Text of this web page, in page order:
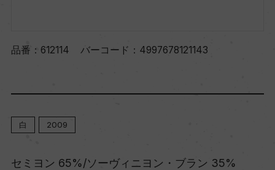
品番： 612114 バーコード： 4997678121143
白 2009
セミヨン 65%/ソーヴィニヨン・ブラン 35%